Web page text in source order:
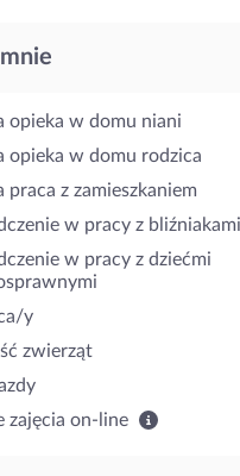
opieka w domu niani
opieka w domu rodzica
praca z zamieszkaniem
w pracy z bliźniakami
w pracy z dziećmi
y
zwierząt
zajęcia on-line